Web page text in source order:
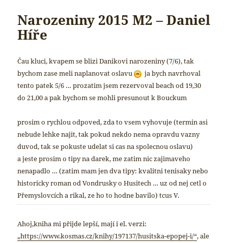
Narozeniny 2015 M2 – Daniel
Híře
Čau kluci, kvapem se blizi Danikovi narozeniny (7/6), tak
bychom zase meli naplanovat oslavu
ja bych navrhoval
tento patek 5/6 … prozatim jsem rezervoval beach od 19,30
do 21,00 a pak bychom se mohli presunout k Bouckum
prosim o rychlou odpoved, zda to vsem vyhovuje (termin asi
nebude lehke najit, tak pokud nekdo nema opravdu vazny
duvod, tak se pokuste udelat si cas na spolecnou oslavu)
a jeste prosim o tipy na darek, me zatim nic zajimaveho
nenapadlo … (zatim mam jen dva tipy: kvalitni tenisaky nebo
historicky roman od Vondrusky o Husitech … uz od nej cetl o
Přemyslovcích a rikal, ze ho to hodne bavilo) tcus V.
Ahoj,kniha mi přijde lepší, mají i el. verzi:
„https://www.kosmas.cz/knihy/197137/husitska-epopej-i/“, ale